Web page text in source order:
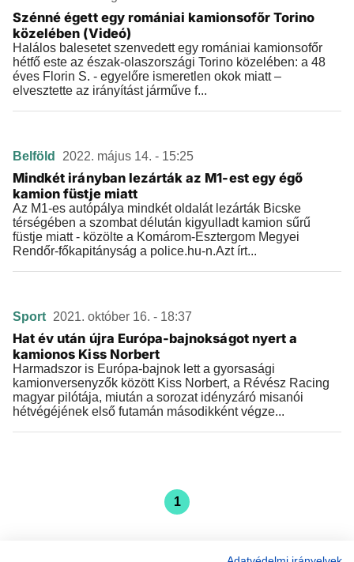
Szénné égett egy romániai kamionsofőr Torino
közelében (Videó)
Halálos balesetet szenvedett egy romániai kamionsofőr
hétfő este az észak-olaszországi Torino közelében: a 48
éves Florin S. - egyelőre ismeretlen okok miatt –
elvesztette az irányítást járműve f...
Belföld 2022. május 14. - 15:25
Mindkét irányban lezárták az M1-est egy égő
kamion füstje miatt
Az M1-es autópálya mindkét oldalát lezárták Bicske
térségében a szombat délután kigyulladt kamion sűrű
füstje miatt - közölte a Komárom-Esztergom Megyei
Rendőr-főkapitányság a police.hu-n.Azt írt...
Sport 2021. október 16. - 18:37
Hat év után újra Európa-bajnokságot nyert a
kamionos Kiss Norbert
Harmadszor is Európa-bajnok lett a gyorsasági
kamionversenyzők között Kiss Norbert, a Révész Racing
magyar pilótája, miután a sorozat idényzáró misanói
hétvégéjének első futamán másodikként végze...
1